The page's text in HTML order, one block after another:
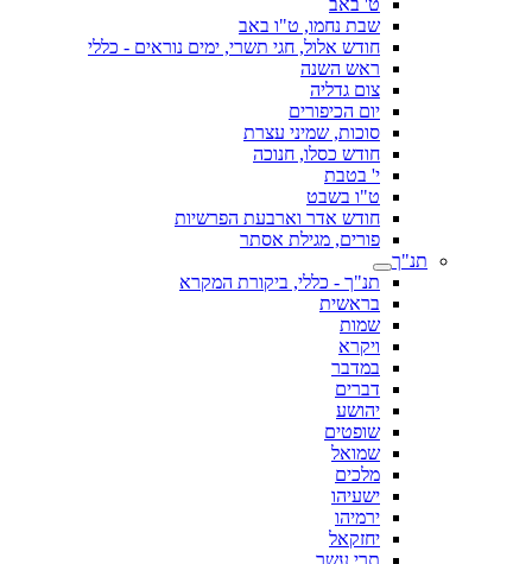
ט' באב
שבת נחמו, ט"ו באב
חודש אלול, חגי תשרי, ימים נוראים - כללי
ראש השנה
צום גדליה
יום הכיפורים
סוכות, שמיני עצרת
חודש כסלו, חנוכה
י' בטבת
ט"ו בשבט
חודש אדר וארבעת הפרשיות
פורים, מגילת אסתר
תנ"ך
תנ"ך - כללי, ביקורת המקרא
בראשית
שמות
ויקרא
במדבר
דברים
יהושע
שופטים
שמואל
מלכים
ישעיהו
ירמיהו
יחזקאל
תרי עשר